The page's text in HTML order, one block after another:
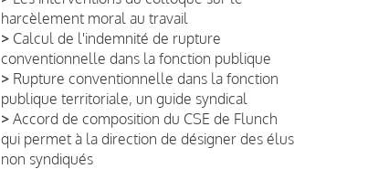
harcèlement moral au travail
> Calcul de l'indemnité de rupture
conventionnelle dans la fonction publique
> Rupture conventionnelle dans la fonction
publique territoriale, un guide syndical
> Accord de composition du CSE de Flunch
qui permet à la direction de désigner des élus
non syndiqués